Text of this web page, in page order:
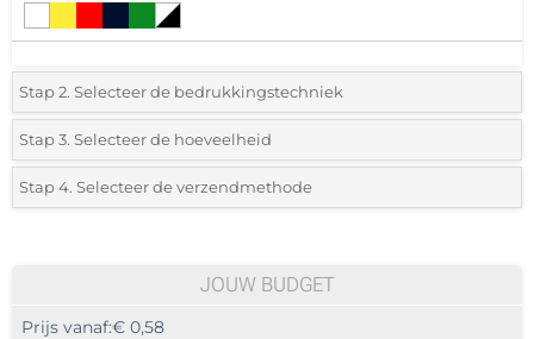
Stap 2. Selecteer de bedrukkingstechniek
*Selecteer de bedrukking en kleuren van het logo:
1 Kleur (Enkelzijdig)
Stap 3. Selecteer de hoeveelheid
*Selecteer uit de lijst of voeg het gewenste aantal in
50
Stap 4. Selecteer de verzendmethode
JOUW BUDGET
Prijs vanaf:€ 0,58